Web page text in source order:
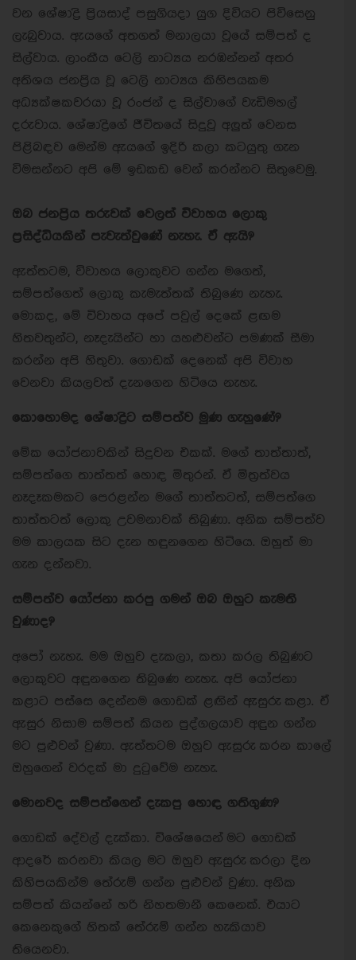
වන ශේෂාද්‍රි ප්‍රියසාද් පසුගියදා යුග දිවියට පිවිසෙනු
ලැබුවාය. ඇයගේ අතගත් මනාලයා වූයේ සම්පත් ද
සිල්වාය. ලාංකීය ටෙලි නාට්‍යය නරඹන්නන් අතර
අතිශය ජනප්‍රිය වූ ටෙලි නාට්‍යය කිහිපයකම
අධ්‍යක්ෂකවරයා වූ රංජන් ද සිල්වාගේ වැඩිමහල්
දරුවාය. ශේෂාද්‍රිගේ ජීවිතයේ සිදුවූ අලුත් වෙනස
පිළිබඳව මෙන්ම ඇයගේ ඉදිරි කලා කටයුතු ගැන
විමසන්නට අපි මේ ඉඩකඩ වෙන් කරන්නට සිතුවෙමු.
ඔබ ජනප්‍රිය තරුවක් වෙලත් විවාහය ලොකු
ප්‍රසිද්ධියකින් පැවැත්වුණේ නැහැ. ඒ ඇයි?
ඇත්තටම, විවාහය ලොකුවට ගන්න මගෙත්,
සම්පත්ගෙත් ලොකු කැමැත්තක් තිබුණෙ නැහැ.
මොකද, මේ විවාහය අපේ පවු‍ල් දෙකේ ළඟම
හිතවතුන්ට, නෑදැයින්ට හා යහළුවන්ට පමණක් සීමා
කරන්න අපි හිතුවා. ගොඩක් දෙනෙක් අ‍පි විවාහ
වෙනවා කියලවත් දැනගෙන හිටියෙ නැහැ.
කොහොමද ශේෂාද්‍රිට සම්පත්ව මුණ ගැහුණේ?
මේක යෝජනාවකින් සිදුවන එකක්. මගේ තාත්තාත්,
සම්පත්ගෙ තාත්තත් හොඳ මිතුරන්. ඒ මිත්‍රත්වය
නෑදෑකමකට පෙරළන්න මගේ තාත්තටත්, සම්පත්ගෙ
තාත්තටත් ලොකු උවමනාවක් තිබුණා. අනික සම්පත්ව
මම කාලයක සිට දැන හඳුනගෙන හිටියෙ. ඔහුත් මා
ගැන දන්නවා.
සම්පත්ව යෝජනා කරපු ගමන් ඔබ ඔහුට කැමති
වුණාද?
අපෝ නැහැ. මම ඔහුව දැකලා, කතා කරල තිබුණට
ලොකුවට අඳුනගෙන තිබුණෙ නැහැ. අපි යෝජනා
කළාට පස්සෙ දෙන්නම ගොඩක් ළඟින් ඇසුරු කළා. ඒ
ඇසුර නිසාම සම්පත් කියන පුද්ගලයාව අඳුන ගන්න
මට පුළුවන් වුණා. ඇත්තටම ඔහුව ඇසුරු කරන කාලේ
ඔහුගෙන් වරදක් මා දුටුවේම නැහැ.
මොනවද සම්පත්ගෙන් දැකපු හොඳ ගතිගුණ?
ගොඩක් දේවල් දැක්කා. විශේෂයෙන් මට ගොඩක්
ආදරේ කරනවා කියල මට ඔහුව ඇසුරු කරලා දින
කිහිපයකින්ම තේරුම් ගන්න පුළුවන් වුණා. අනික
සම්පත් කියන්නේ හරි නිහතමානී කෙනෙක්. එයාට
‍කෙනෙකුගේ හිතක් තේරුම් ගන්න හැකියාව
තියෙනවා.